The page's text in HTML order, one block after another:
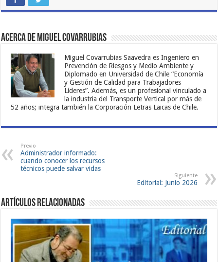
Acerca de Miguel Covarrubias
Miguel Covarrubias Saavedra es Ingeniero en
Prevención de Riesgos y Medio Ambiente y
Diplomado en Universidad de Chile “Economía
y Gestión de Calidad para Trabajadores
Líderes”. Además, es un profesional vinculado a
la industria del Transporte Vertical por más de
52 años; integra también la Corporación Letras Laicas de Chile.
Previo
Administrador informado:
cuando conocer los recursos
técnicos puede salvar vidas
Siguiente
Editorial: Junio 2026
Artículos Relacionadas